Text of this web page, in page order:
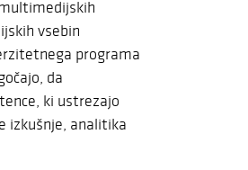
vsebin
programa
da
ki ustrezajo
izkušnje, analitika